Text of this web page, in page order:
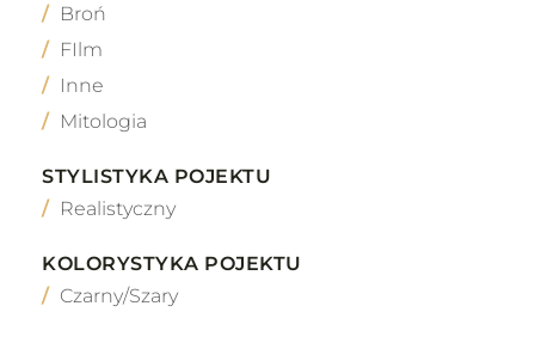
Broń
FIlm
Inne
Mitologia
STYLISTYKA POJEKTU
Realistyczny
KOLORYSTYKA POJEKTU
Czarny/Szary